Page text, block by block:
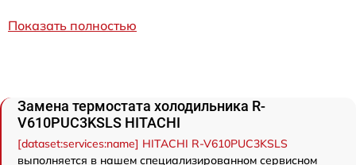
Показать полностью
Замена термостата холодильника R-
V610PUC3KSLS HITACHI
[dataset:services:name] HITACHI R-V610PUC3KSLS
выполняется в нашем специализированном сервисном